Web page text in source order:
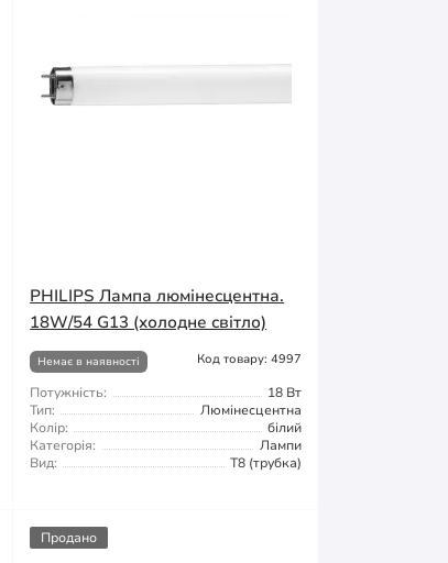
PHILIPS Лампа люмінесцентна.
18W/54 G13 (холодне світло)
Немає в наявності Код товару: 4997
Потужність:
18 Вт
Тип:
Люмінесцентна
Колір:
білий
Категорія:
Лампи
Вид:
T8 (трубка)
Продано